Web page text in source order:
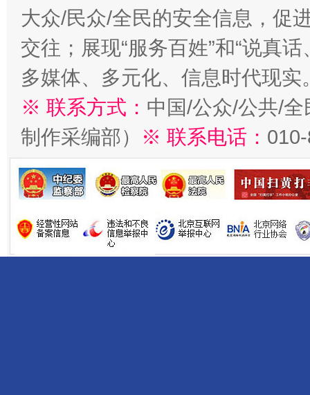
大众/民众/全民的安全信息，促
交往；展现“服务百姓”和“说真
多媒体、多元化、信息时代现实
※ 联系方式： 中国/公众/公共/
制作采编部）
※ 联系电话：